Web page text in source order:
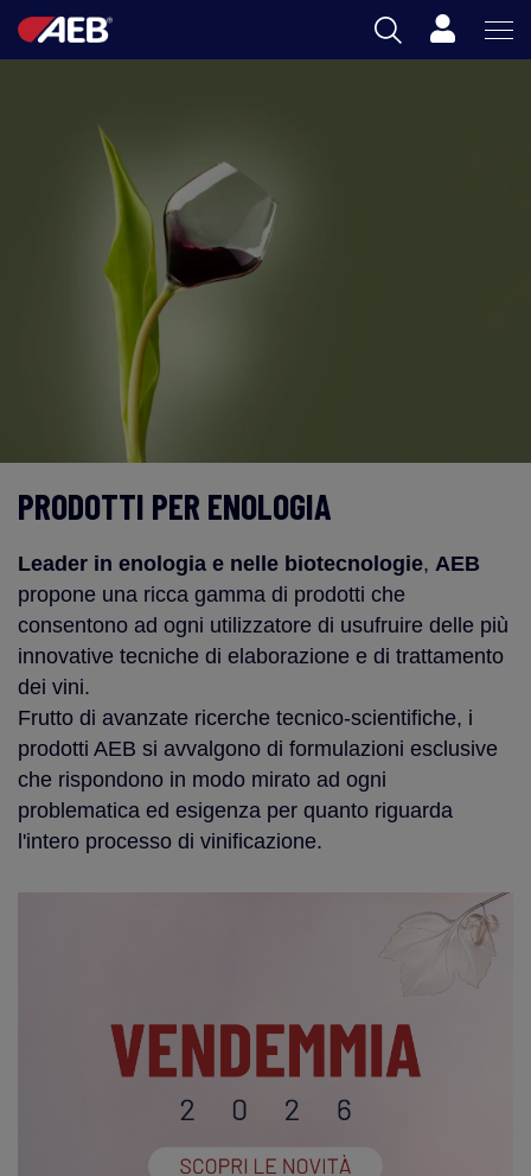
ENOLOGIA
AEB ACADEMY
IT
Carrello
PRODOTTI PER ENOLOGIA
Leader in enologia e nelle biotecnologie, AEB
propone una ricca gamma di prodotti che
consentono ad ogni utilizzatore di usufruire delle più
innovative tecniche di elaborazione e di trattamento
dei vini.
Frutto di avanzate ricerche tecnico-scientifiche, i
prodotti AEB si avvalgono di formulazioni esclusive
che rispondono in modo mirato ad ogni
problematica ed esigenza per quanto riguarda
l'intero processo di vinificazione.